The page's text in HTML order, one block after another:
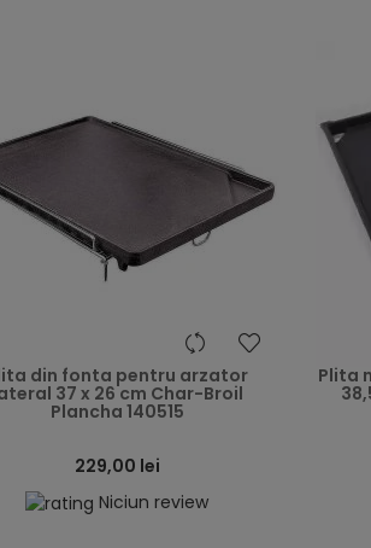
heart
din fonta pentru arzator
37 x 26 cm Char-Broil
Plancha 140515
229,00 lei
Niciun review
Plita